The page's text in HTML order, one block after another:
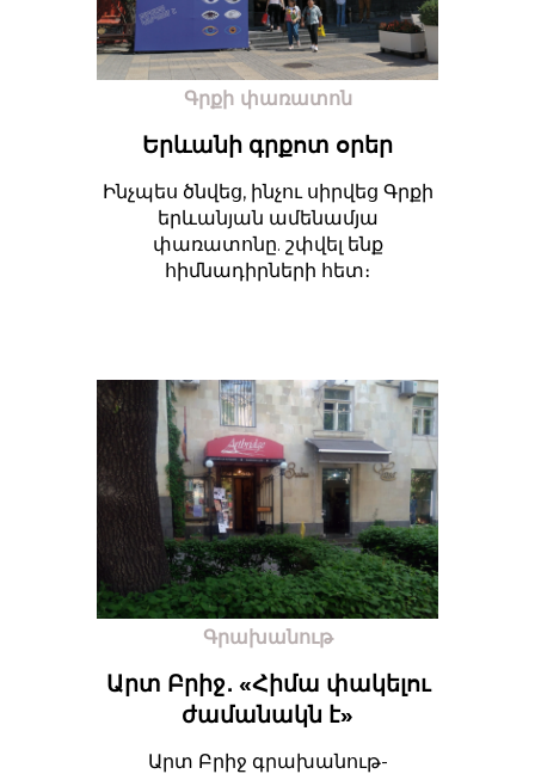
Գրքի փառատոն
Երևանի գրքոտ օրեր
Ինչպես ծնվեց, ինչու սիրվեց Գրքի
երևանյան ամենամյա
փառատոնը. շփվել ենք
հիմնադիրների հետ։
Գրախանութ
Արտ Բրիջ․ «Հիմա փակելու
ժամանակն է»
Արտ Բրիջ գրախանութ-